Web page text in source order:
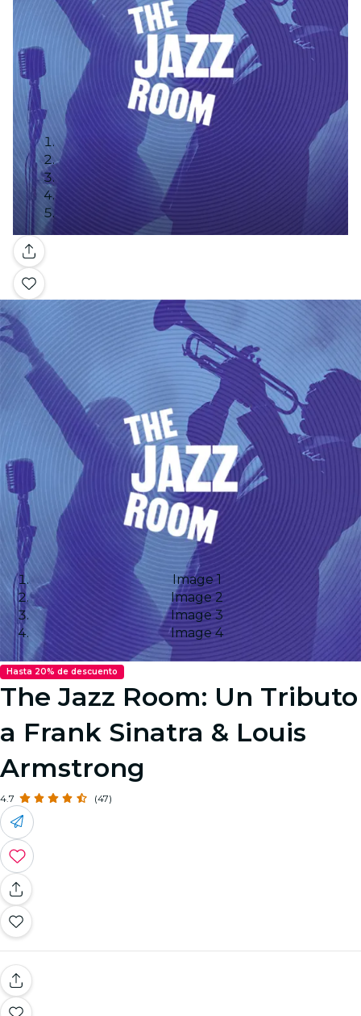
Galería
Image 1
Image 2
Image 3
Image 4
Hasta 20% de descuento
The Jazz Room: Un Tributo
a Frank Sinatra & Louis
Armstrong
4.7 (47)